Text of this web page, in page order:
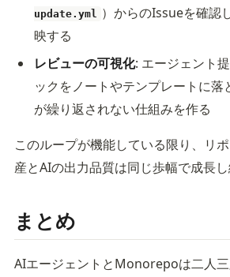
update.yml ）からのIssueを確認
映する
レビューの可視化: エージェント
ックをノートやテンプレートに落
が繰り返されない仕組みを作る
このループが機能している限り、リ
産とAIの出力品質は同じ歩幅で成長し
まとめ
AIエージェントとMonorepoは二人三